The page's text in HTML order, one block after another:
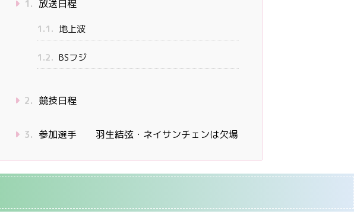
1. 放送日程
1.1. 地上波
1.2. BSフジ
2. 競技日程
3. 参加選手 羽生結弦・ネイサンチェンは欠場